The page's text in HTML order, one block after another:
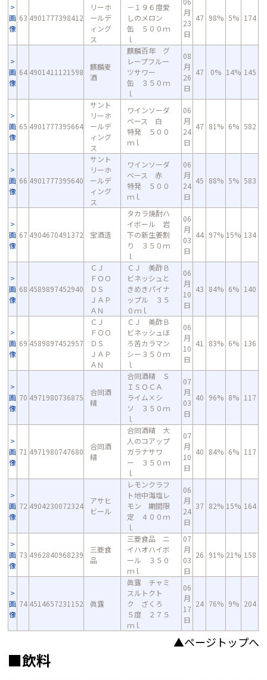
画
像
63 4901777398412
リーホ
ールデ
ィング
ス
－１９６度愛
しのメロン
缶 ５００ｍ
ｌ
月
23
日
47 98% 5% 174
画
像
64 4901411121598
麒麟麦
酒
麒麟百年 グ
レープフルー
ツサワー
缶 ３５０ｍ
ｌ
08
月
26
日
47 0% 14% 145
画
像
65 4901777395664
サント
リーホ
ールデ
ィング
ス
ワインソーダ
ベース 白
特発 ５００
ｍｌ
06
月
24
日
47 81% 6% 582
画
像
66 4901777395640
サント
リーホ
ールデ
ィング
ス
ワインソーダ
ベース 赤
特発 ５００
ｍｌ
06
月
24
日
45 88% 5% 583
画
像
67 4904670491372 宝酒造
タカラ焼酎ハ
イボール 岩
下の新生姜割
り ３５０ｍ
ｌ
06
月
03
日
44 97% 15% 134
画
像
68 4589897452940
ＣＪ
ＦＯＯ
ＤＳ
ＪＡＰ
ＡＮ
ＣＪ 美酢Ｂ
ビネッシュと
きめきパイナ
ップル ３５
０ｍｌ
06
月
10
日
43 84% 6% 140
画
像
69 4589897452957
ＣＪ
ＦＯＯ
ＤＳ
ＪＡＰ
ＡＮ
ＣＪ 美酢Ｂ
ビネッシュほ
ろ苦カラマン
シー３５０ｍ
ｌ
06
月
10
日
41 83% 6% 136
画
像
70 4971980736875
合同酒
精
合同酒精 Ｓ
ＩＳＯＣＡ
ライム×シ
ソ ３５０ｍ
ｌ
07
月
03
日
40 96% 8% 117
画
像
71 4971980747680
合同酒
精
合同酒精 大
人のコアップ
ガラナサワ
ー ３５０ｍ
ｌ
07
月
10
日
40 84% 6% 117
画
像
72 4904230072324
アサヒ
ビール
レモンクラフ
ト地中海塩レ
モン 期間限
定 ４００ｍ
ｌ
06
月
24
日
37 82% 15% 164
画
像
73 4962840968239
三菱食
品
三菱食品 ニ
イハオハイボ
ール ３５０
ｍｌ
07
月
03
日
26 91% 21% 158
画
像
74 4514657231152 眞露
眞露 チャミ
スルトクト
ク ざくろ
５度 ２７５
ｍｌ
06
月
17
日
24 76% 9% 204
▲ページトップへ
■飲料